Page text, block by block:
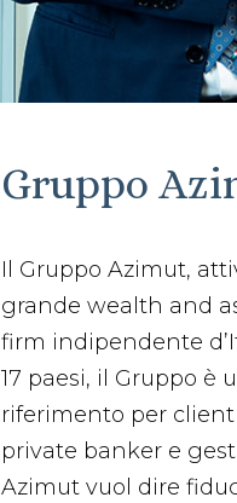
Gruppo
Il Gruppo Azimut,
grande wealth and
firm indipendente
17 paesi, il Gruppo è
riferimento per
private banker e
Azimut vuol dire